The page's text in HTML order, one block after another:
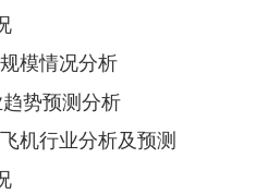
模情况分析
势预测分析
机行业分析及预测